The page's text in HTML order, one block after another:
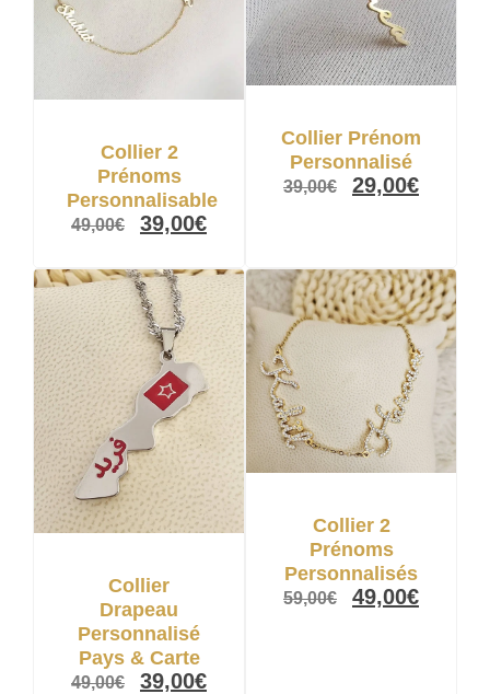
Collier 2
Prénoms
Personnalisable
49,00€ 39,00€
Collier Prénom
Personnalisé
39,00€ 29,00€
Collier
Drapeau
Personnalisé
Pays & Carte
49,00€ 39,00€
Collier 2
Prénoms
Personnalisés
59,00€ 49,00€